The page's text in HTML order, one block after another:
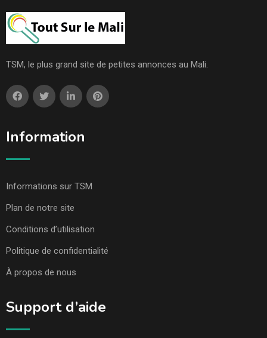
TSM, le plus grand site de petites annonces au Mali.
Information
Informations sur TSM
Plan de notre site
Conditions d’utilisation
Politique de confidentialité
À propos de nous
Support d’aide